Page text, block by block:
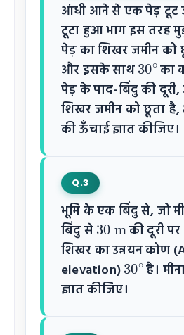
आंधी आने से एक पेड़ टूट
टूटा हुआ भाग इस तरह
पेड़ का शिखर जमीन को
और इसके साथ
30∘
का
पेड़ के पाद-बिंदु की
शिखर जमीन को छूता है,
की ऊँचाई ज्ञात कीजिए।
Q.3
भूमि के एक बिंदु से, जो
बिंदु से
30m
की दूरी
शिखर का उन्नयन कोण
elevation)
30∘
है।
ज्ञात कीजिए।